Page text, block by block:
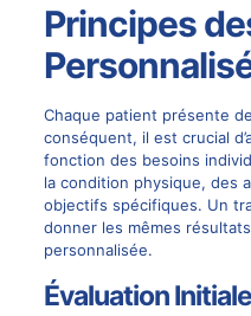
Principes
Chaque patient présente
conséquent, il est crucial
fonction des besoins
la condition physique, des
objectifs spécifiques. Un
donner les mêmes
personnalisée.
Évaluation Initiale